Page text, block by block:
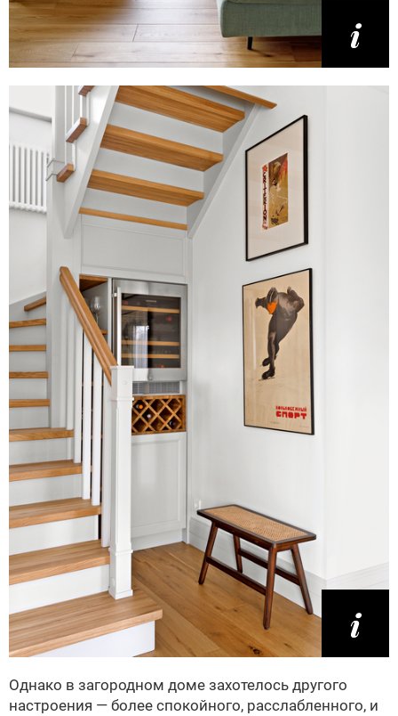
Однако в загородном доме захотелось другого
настроения — более спокойного, расслабленного, и